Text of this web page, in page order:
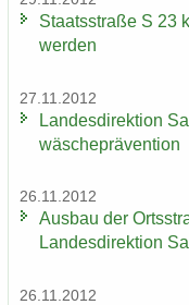
Staats­stra­ße S 23
wer­den
27.11.2012
Lan­des­di­rek­ti­on
wä­sche­prä­ven­ti­on
26.11.2012
Aus­bau der
Lan­des­di­rek­ti­on
26.11.2012